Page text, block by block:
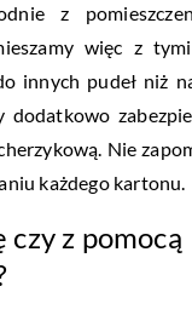
z
więc z
innych pudeł niż
dodatkowo
Nie
każdego kartonu.
z pomocą